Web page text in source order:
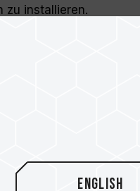
zu installieren.
English